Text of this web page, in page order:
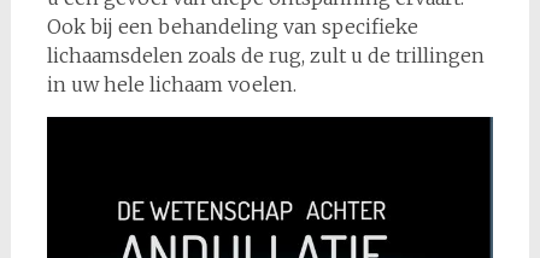
Ook bij een behandeling van specifieke
lichaamsdelen zoals de rug, zult u de trillingen
in uw hele lichaam voelen.